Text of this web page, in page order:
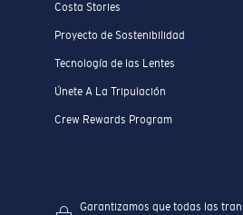
Costa Stories
Proyecto de Sostenibilidad
Tecnología de las Lentes
Únete A La Tripulación
Crew Rewards Program
Garantizamos que todas las